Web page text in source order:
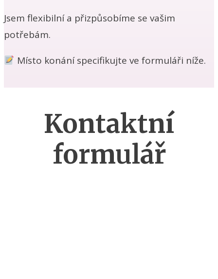
Jsem flexibilní a přizpůsobíme se vašim
potřebám.
Místo konání specifikujte ve formuláři níže.
Kontaktní
formulář